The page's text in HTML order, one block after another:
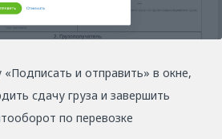
и отправить» в окне,
сдачу груза и завершить
по перевозке
на ЭТрН
получите